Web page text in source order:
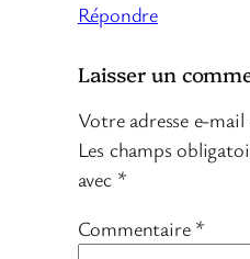
Répondre
Laisser un
Votre adresse e-mail
Les champs
avec *
Commentaire *